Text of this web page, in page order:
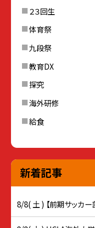
２３回生
体育祭
九段祭
教育DX
探究
海外研修
給食
新着記事
8/8( 土 ) 【前期サッカ